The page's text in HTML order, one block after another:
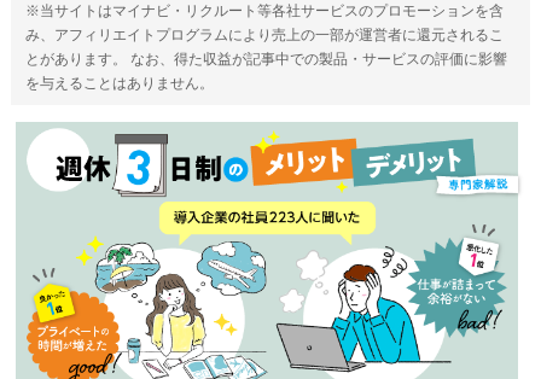
※当サイトはマイナビ・リクルート等各社サービスのプロモーションを含
み、アフィリエイトプログラムにより売上の一部が運営者に還元されるこ
とがあります。 なお、得た収益が記事中での製品・サービスの評価に影響
を与えることはありません。